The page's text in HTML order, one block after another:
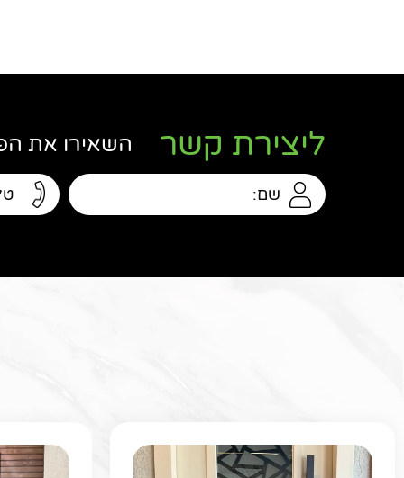
ליצירת קשר השאירו את